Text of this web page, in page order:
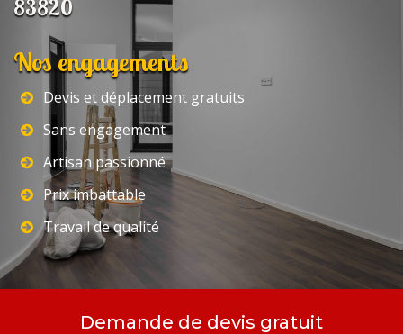
83820
Nos engagements
Devis et déplacement gratuits
Sans engagement
Artisan passionné
Prix imbattable
Travail de qualité
Demande de devis gratuit